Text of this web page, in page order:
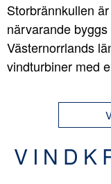
Storbrännkullen
närvarande
Västernorrlands
vindturbiner med